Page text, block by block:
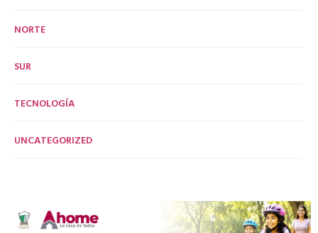
NORTE
SUR
TECNOLOGÍA
UNCATEGORIZED